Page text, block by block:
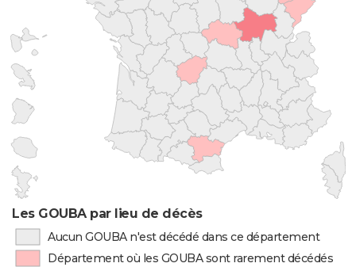
Les GOUBA par lieu de décès
Aucun GOUBA n'est décédé dans ce département
Département où les GOUBA sont rarement décédés